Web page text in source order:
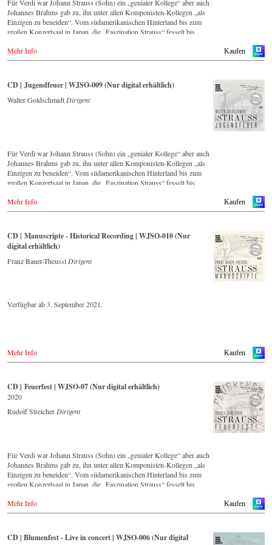
Für Verdi war Johann Strauss (Sohn) ein „genialer Kollege“ aber auch
Johannes Brahms gab zu, ihn unter allen Komponisten-Kollegen „als
Einzigen zu beneiden“. Vom südamerikanischen Hinterland bis zum
großen Konzertsaal in Japan, die „Faszination Strauss“ fesselt bis
Diese digital überarbeite historische Aufnahme aus den Jahren 1988
Besetzung mit 42 Musikern – ist Zeugnis für die nach wie vor
bestehende Lebendigkeit, Genialität und Aktualität dieser Musik.
Diese digital überarbeite Aufnahme aus dem Jahr 1990 gehört zu einer
Serie von Veröffentlichungen, die über die nächsten Jahre Strauss-
Freunden aus aller Welt, auch selten gespielte Werke in einer
unvergleichlichen Qualität präsentieren wird.
Kaufen
Mehr Info
CD | Jugendfeuer | WJSO-009 (Nur digital erhältlich)
Walter Goldschmidt Dirigent
Für Verdi war Johann Strauss (Sohn) ein „genialer Kollege“ aber auch
Johannes Brahms gab zu, ihn unter allen Komponisten-Kollegen „als
Einzigen zu beneiden“. Vom südamerikanischen Hinterland bis zum
großen Konzertsaal in Japan, die „Faszination Strauss“ fesselt bis
Diese digital überarbeite historische Aufnahme aus den 1970er Jahren
mit 42 Musikern – ist Zeugnis für die nach wie vor bestehende
Lebendigkeit, Genialität und Aktualität dieser Musik.
Neben den 2016 im hauseigenen Label neu erschienenen CDs, hat sich
Diese digital überarbeite Aufnahme aus den 1970er Jahren gehört zu
Kaufen
Mehr Info
CD | Manuscripte - Historical Recording | WJSO-010 (Nur
digital erhältlich)
Franz Bauer-Theussl Dirigent
Verfügbar ab 3. September 2021.
Kaufen
Mehr Info
CD | Feuerfest | WJSO-07 (Nur digital erhältlich)
2020
Rudolf Streicher Dirigent
Für Verdi war Johann Strauss (Sohn) ein „genialer Kollege“ aber auch
Johannes Brahms gab zu, ihn unter allen Komponisten-Kollegen „als
Einzigen zu beneiden“. Vom südamerikanischen Hinterland bis zum
großen Konzertsaal in Japan, die „Faszination Strauss“ fesselt bis
Diese digital überarbeite historische Aufnahme von 1991 – eingespielt
Musikern – ist Zeugnis für die nach wie vor bestehende Lebendigkeit,
Genialität und Aktualität dieser Musik.
Kaufen
Mehr Info
CD | Blumenfest - Live in concert | WJSO-006 (Nur digital